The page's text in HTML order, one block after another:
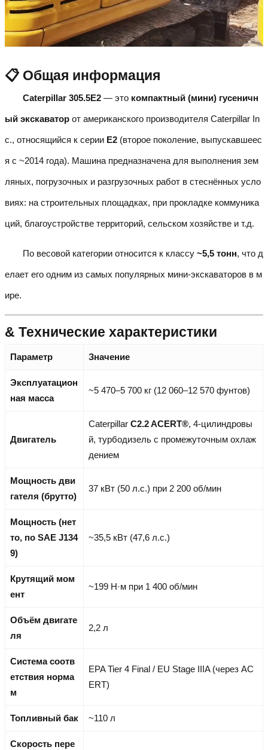
📋 Общая информация
Caterpillar 305.5E2 — это компактный (мини) гусеничн
ый экскаватор от американского производителя Caterpillar In
c., относящийся к серии E2 (второе поколение, выпускавшеес
я с ~2014 года). Машина предназначена для выполнения зем
ляных, погрузочных и разгрузочных работ в стеснённых усло
виях: на строительных площадках, при прокладке коммуника
ций, благоустройстве территорий, сельском хозяйстве и т.д.
По весовой категории относится к классу ~5,5 тонн, что д
елает его одним из самых популярных мини-экскаваторов в м
ире.
& Технические характеристики
Параметр Значение
Эксплуатацион
ная масса
~5 470–5 700 кг (12 060–12 570 фунтов)
Двигатель
Caterpillar C2.2 ACERT®, 4-цилиндровы
й, турбодизель с промежуточным охлаж
дением
Мощность дви
гателя (брутто)
37 кВт (50 л.с.) при 2 200 об/мин
Мощность (нет
то, по SAE J134
9)
~35,5 кВт (47,6 л.с.)
Крутящий мом
ент
~199 Н·м при 1 400 об/мин
Объём двигате
ля
2,2 л
Система соотв
етствия норма
м
EPA Tier 4 Final / EU Stage IIIA (через AC
ERT)
Топливный бак ~110 л
Скорость пере